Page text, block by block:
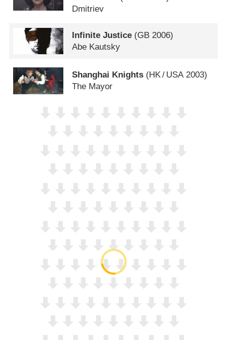
Dmitriev
Infinite Justice (GB 2006)
Abe Kautsky
Shanghai Knights (HK/ USA2003)
The Mayor